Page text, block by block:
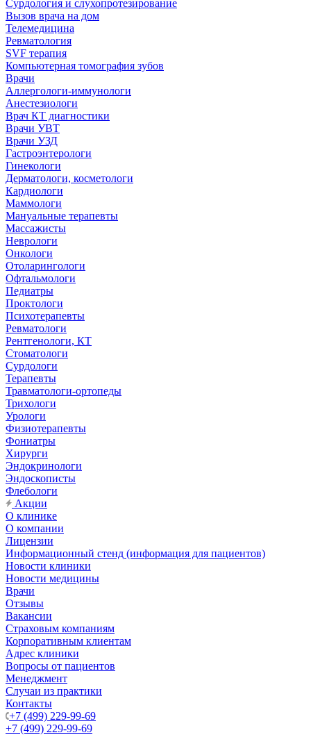
Сурдология и слухопротезирование
Вызов врача на дом
Телемедицина
Ревматология
SVF терапия
Компьютерная томография зубов
Врачи
Аллергологи-иммунологи
Анестезиологи
Врач КТ диагностики
Врачи УВТ
Врачи УЗД
Гастроэнтерологи
Гинекологи
Дерматологи, косметологи
Кардиологи
Маммологи
Мануальные терапевты
Массажисты
Неврологи
Онкологи
Отоларингологи
Офтальмологи
Педиатры
Проктологи
Психотерапевты
Ревматологи
Рентгенологи, КТ
Стоматологи
Сурдологи
Терапевты
Травматологи-ортопеды
Трихологи
Урологи
Физиотерапевты
Фониатры
Хирурги
Эндокринологи
Эндоскописты
Флебологи
Акции
О клинике
О компании
Лицензии
Информационный стенд (информация для пациентов)
Новости клиники
Новости медицины
Врачи
Отзывы
Вакансии
Страховым компаниям
Корпоративным клиентам
Адрес клиники
Вопросы от пациентов
Менеджмент
Случаи из практики
Контакты
+7 (499) 229-99-69
+7 (499) 229-99-69